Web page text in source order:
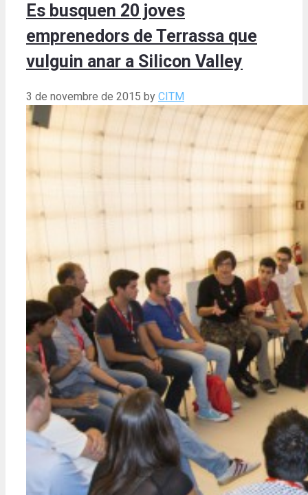
Es busquen 20 joves
emprenedors de Terrassa que
vulguin anar a Silicon Valley
3 de novembre de 2015 by CITM